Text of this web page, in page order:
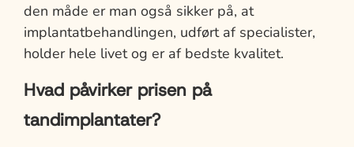
den måde er man også sikker på, at
implantatbehandlingen, udført af specialister,
holder hele livet og er af bedste kvalitet.
Hvad påvirker prisen på
tandimplantater?